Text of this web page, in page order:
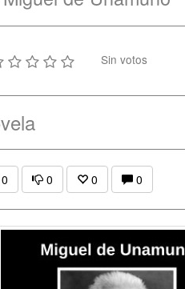
Sin votos
0 0 0 0